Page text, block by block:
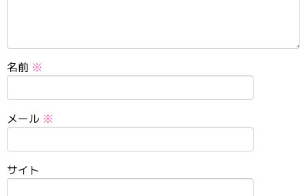
名前 ※
メール ※
サイト